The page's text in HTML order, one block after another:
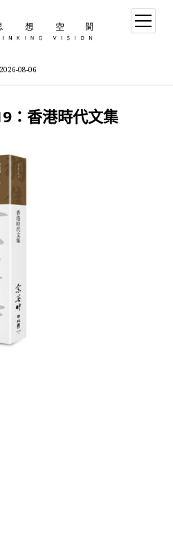
2026-08-06
open
menu
：香港時代文集